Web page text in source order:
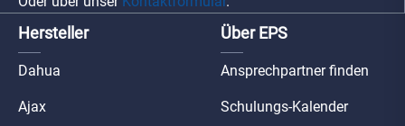
Hersteller
Dahua
Ajax
Über EPS
Ansprechpartner finden
Schulungs-Kalender